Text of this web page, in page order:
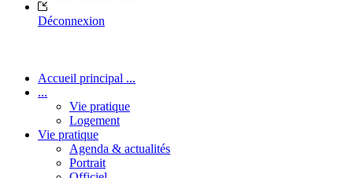
Déconnexion
Accueil principal ...
...
Vie pratique
Logement
Vie pratique
Agenda & actualités
Portrait